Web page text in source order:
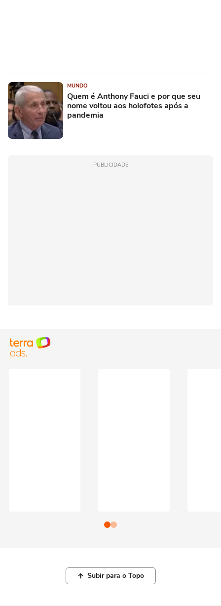
MUNDO
Quem é Anthony Fauci e por que seu
nome voltou aos holofotes após a
pandemia
PUBLICIDADE
Subir para o Topo